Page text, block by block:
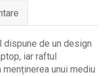
dispune de un design
iar raftul
unui mediu